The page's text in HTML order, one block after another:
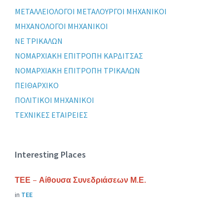
ΜΕΤΑΛΛΕΙΟΛΟΓΟΙ ΜΕΤΑΛΟΥΡΓΟΙ ΜΗΧΑΝΙΚΟΙ
ΜΗΧΑΝΟΛΟΓΟΙ ΜΗΧΑΝΙΚΟΙ
ΝΕ ΤΡΙΚΑΛΩΝ
ΝΟΜΑΡΧΙΑΚΗ ΕΠΙΤΡΟΠΗ ΚΑΡΔΙΤΣΑΣ
ΝΟΜΑΡΧΙΑΚΗ ΕΠΙΤΡΟΠΗ ΤΡΙΚΑΛΩΝ
ΠΕΙΘΑΡΧΙΚΟ
ΠΟΛΙΤΙΚΟΙ ΜΗΧΑΝΙΚΟΙ
ΤΕΧΝΙΚΕΣ ΕΤΑΙΡΕΙΕΣ
Interesting Places
ΤΕΕ – Αίθουσα Συνεδριάσεων Μ.Ε.
in ΤΕΕ